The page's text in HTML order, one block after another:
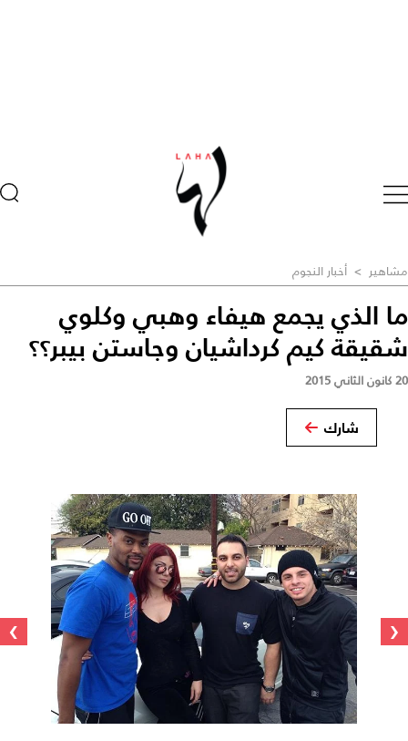
مشاهير > أخبار النجوم
ما الذي يجمع هيفاء وهبي وكلوي
شقيقة كيم كرداشيان وجاستن بيبر؟؟
20 كانون الثاني 2015
شارك
‹
›